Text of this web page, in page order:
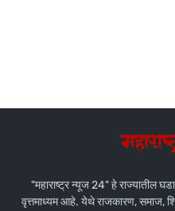
"महाराष्ट्र न्यूज 24" हे राज्यातील
वृत्तमाध्यम आहे. येथे राजकारण, समाज,